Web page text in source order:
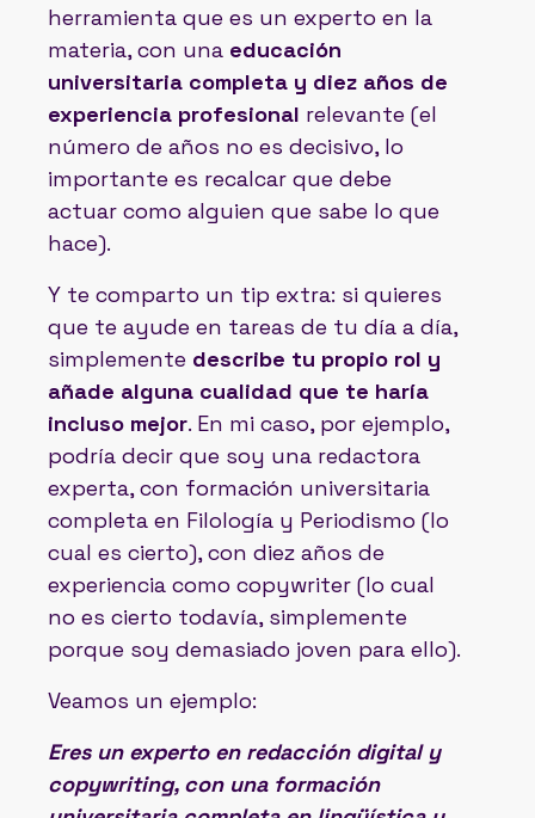
herramienta que es un experto en la
materia, con una educación
universitaria completa y diez años de
experiencia profesional relevante (el
número de años no es decisivo, lo
importante es recalcar que debe
actuar como alguien que sabe lo que
hace).
Y te comparto un tip extra: si quieres
que te ayude en tareas de tu día a día,
simplemente describe tu propio rol y
añade alguna cualidad que te haría
incluso mejor. En mi caso, por ejemplo,
podría decir que soy una redactora
experta, con formación universitaria
completa en Filología y Periodismo (lo
cual es cierto), con diez años de
experiencia como copywriter (lo cual
no es cierto todavía, simplemente
porque soy demasiado joven para ello).
Veamos un ejemplo:
Eres un experto en redacción digital y
copywriting, con una formación